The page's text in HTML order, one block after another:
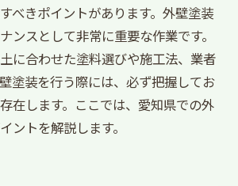
べきポイントがあります。外壁塗装
ンスとして非常に重要な作業です。
に合わせた塗料選びや施工法、業者
塗装を行う際には、必ず把握してお
在します。ここでは、愛知県での外
ントを解説します。